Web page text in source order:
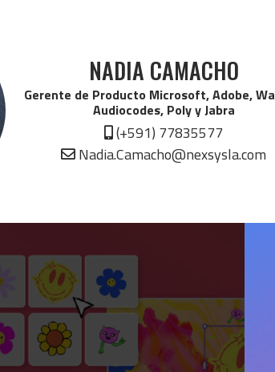
NADIA CAMACHO
Gerente de Producto Microsoft, Adobe,
Audiocodes, Poly y Jabra
(+591) 77835577
Nadia.Camacho@nexsysla.com